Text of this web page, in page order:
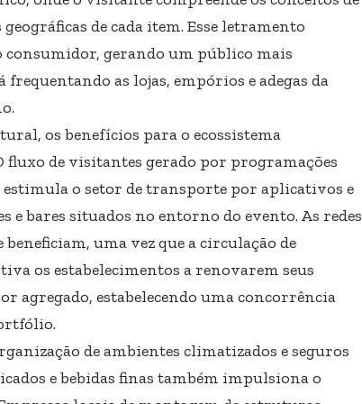
de cada item. Esse letramento
consumidor, gerando um público mais
as lojas, empórios e adegas da
os benefícios para o ecossistema
fluxo de visitantes gerado por programações
estimula o setor de transporte por aplicativos e
e bares situados no entorno do evento. As redes
uma vez que a circulação de
os estabelecimentos a renovarem seus
agregado, estabelecendo uma concorrência
de ambientes climatizados e seguros
e bebidas finas também impulsiona o